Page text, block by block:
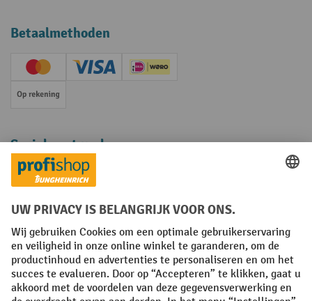
Betaalmethoden
Creditcard (Master)Creditcard (Visa)iDEAL | Wero
Op rekening
Sociale netwerken
Facebook
YouTube
LinkedInInstagram
Algemene leveringsvoorwaarden Copyright
Privacyverklaring Privacy Instellingen